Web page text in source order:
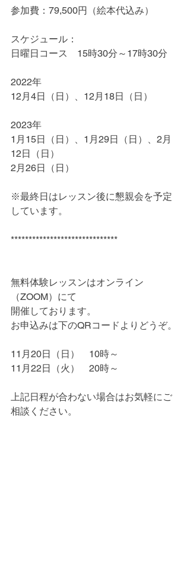
参加費：79,500円（絵本代込み）
スケジュール：
日曜日コース　15時30分～17時30分
2022年
12月4日（日）、12月18日（日）
2023年
1月15日（日）、1月29日（日）、2月
12日（日）
2月26日（日）
※最終日はレッスン後に懇親会を予定
しています。
******************************
無料体験レッスンはオンライン
（ZOOM）にて
開催しております。
お申込みは下のQRコードよりどうぞ。
11月20日（日）　10時～
11月22日（火）　20時～
上記日程が合わない場合はお気軽にご
相談ください。